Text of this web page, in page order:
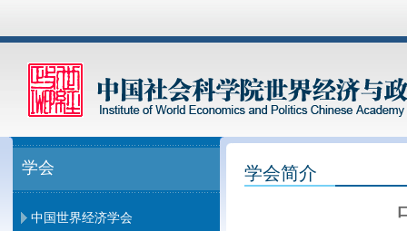
学会
中国世界经济学会
学会简介